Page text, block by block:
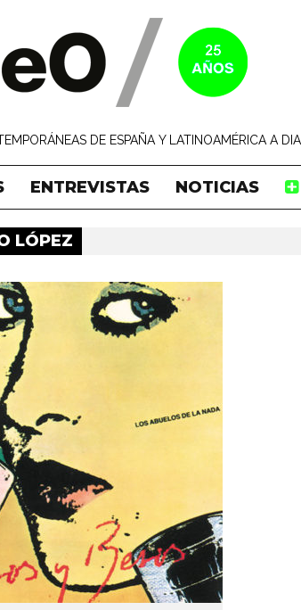
DE ESPAÑA Y LATINOAMÉRICA A
ENTREVISTAS NOTICIAS
LÓPEZ